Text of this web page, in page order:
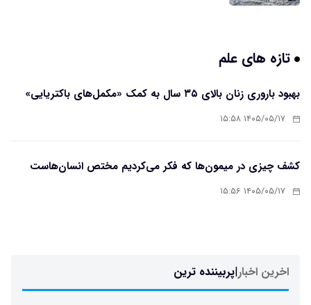
تازه های علم
بهبود باروری زنان بالای ۳۵ سال به کمک «مکمل‌های باکتریایی»
۱۴۰۵/۰۵/۱۷ ۱۵:۵۸
کشف چیزی در میمون‌ها که فکر می‌کردیم مختص انسان‌هاست
۱۴۰۵/۰۵/۱۷ ۱۵:۵۶
اخرین اخبار|پربیننده ترین